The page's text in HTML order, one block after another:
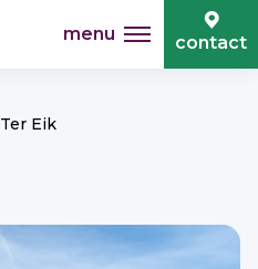
menu contact
Ter Eik